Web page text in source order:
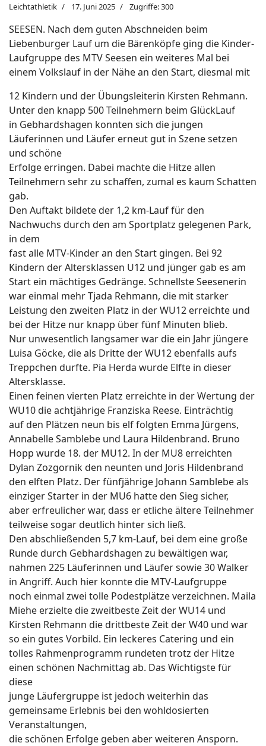
Leichtathletik 17. Juni 2025 Zugriffe: 300
SEESEN. Nach dem guten Abschneiden beim
Liebenburger Lauf um die Bärenköpfe ging die Kinder-
Laufgruppe des MTV Seesen ein weiteres Mal bei
einem Volkslauf in der Nähe an den Start, diesmal mit
12 Kindern und der Übungsleiterin Kirsten Rehmann.
Unter den knapp 500 Teilnehmern beim GlückLauf
in Gebhardshagen konnten sich die jungen
Läuferinnen und Läufer erneut gut in Szene setzen
und schöne
Erfolge erringen. Dabei machte die Hitze allen
Teilnehmern sehr zu schaffen, zumal es kaum Schatten
gab.
Den Auftakt bildete der 1,2 km-Lauf für den
Nachwuchs durch den am Sportplatz gelegenen Park,
in dem
fast alle MTV-Kinder an den Start gingen. Bei 92
Kindern der Altersklassen U12 und jünger gab es am
Start ein mächtiges Gedränge. Schnellste Seesenerin
war einmal mehr Tjada Rehmann, die mit starker
Leistung den zweiten Platz in der WU12 erreichte und
bei der Hitze nur knapp über fünf Minuten blieb.
Nur unwesentlich langsamer war die ein Jahr jüngere
Luisa Göcke, die als Dritte der WU12 ebenfalls aufs
Treppchen durfte. Pia Herda wurde Elfte in dieser
Altersklasse.
Einen feinen vierten Platz erreichte in der Wertung der
WU10 die achtjährige Franziska Reese. Einträchtig
auf den Plätzen neun bis elf folgten Emma Jürgens,
Annabelle Samblebe und Laura Hildenbrand. Bruno
Hopp wurde 18. der MU12. In der MU8 erreichten
Dylan Zozgornik den neunten und Joris Hildenbrand
den elften Platz. Der fünfjährige Johann Samblebe als
einziger Starter in der MU6 hatte den Sieg sicher,
aber erfreulicher war, dass er etliche ältere Teilnehmer
teilweise sogar deutlich hinter sich ließ.
Den abschließenden 5,7 km-Lauf, bei dem eine große
Runde durch Gebhardshagen zu bewältigen war,
nahmen 225 Läuferinnen und Läufer sowie 30 Walker
in Angriff. Auch hier konnte die MTV-Laufgruppe
noch einmal zwei tolle Podestplätze verzeichnen. Maila
Miehe erzielte die zweitbeste Zeit der WU14 und
Kirsten Rehmann die drittbeste Zeit der W40 und war
so ein gutes Vorbild. Ein leckeres Catering und ein
tolles Rahmenprogramm rundeten trotz der Hitze
einen schönen Nachmittag ab. Das Wichtigste für
diese
junge Läufergruppe ist jedoch weiterhin das
gemeinsame Erlebnis bei den wohldosierten
Veranstaltungen,
die schönen Erfolge geben aber weiteren Ansporn.